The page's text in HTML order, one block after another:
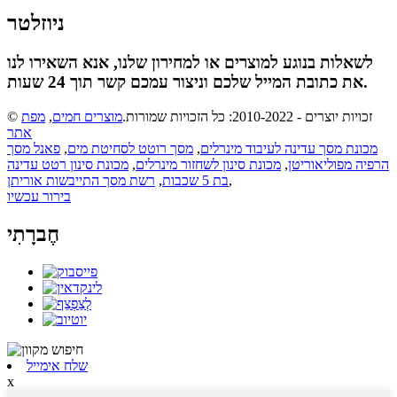
ניוזלטר
לשאלות בנוגע למוצרים או למחירון שלנו, אנא השאירו לנו
את כתובת המייל שלכם וניצור עמכם קשר תוך 24 שעות.
© זכויות יוצרים - 2010-2022: כל הזכויות שמורות. מוצרים חמים, מפת
אתר
מכונת מסך עדינה לעיבוד מינרלים, מסך רוטט לסחיטת מים, פאנל מסך
הרפיה מפוליאוריטן, מכונת סינון לשחזור מינרלים, מכונת סינון רטט עדינה
בת 5 שכבות
, רשת מסך התייבשות אוריתן
,
בירור עכשיו
חֶברָתִי
שלח אימייל
x